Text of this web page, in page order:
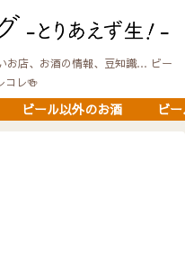
店、お酒の情報、豆知識… ビー
コレ🍻
ビール以外のお酒 ビ